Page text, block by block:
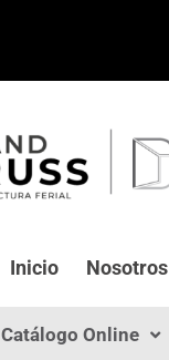
Inicio Nosotros
Catálogo Online